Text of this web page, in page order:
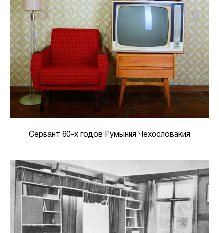
Сервант 60-х годов Румыния Чехословакия